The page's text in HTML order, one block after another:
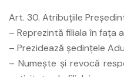
Art. 30. Atribuţiile
– Reprezintă filiala în faţa
– Prezidează şedinţele
– Numeşte şi revocă